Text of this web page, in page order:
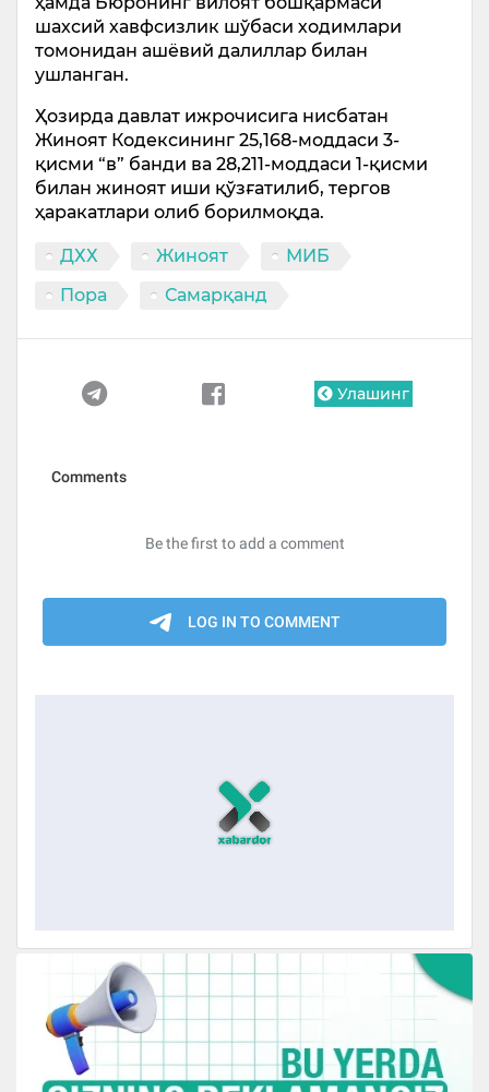
шахсий хавфсизлик шўбаси ходимлари
томонидан ашёвий далиллар билан
ушланган.
Ҳозирда давлат ижрочисига нисбатан
Жиноят Кодексининг 25,168-моддаси 3-
қисми “в” банди ва 28,211-моддаси 1-қисми
билан жиноят иши қўзғатилиб, тергов
ҳаракатлари олиб борилмоқда.
ДХХ Жиноят
МИБ
Пора
Самарқанд
Улашинг